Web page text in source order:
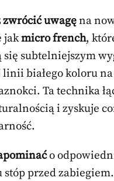
uwagęna
jakmicro french,
się subtelniejszym
białego koloru na
Ta technika
i zyskuje
o
przed zabiegiem.